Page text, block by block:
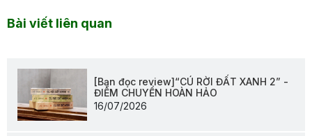
Bài viết liên quan
[Bạn đọc review]“CÚ RỜI ĐẤT XANH 2” -
ĐIỂM CHUYỂN HOÀN HẢO
16/07/2026